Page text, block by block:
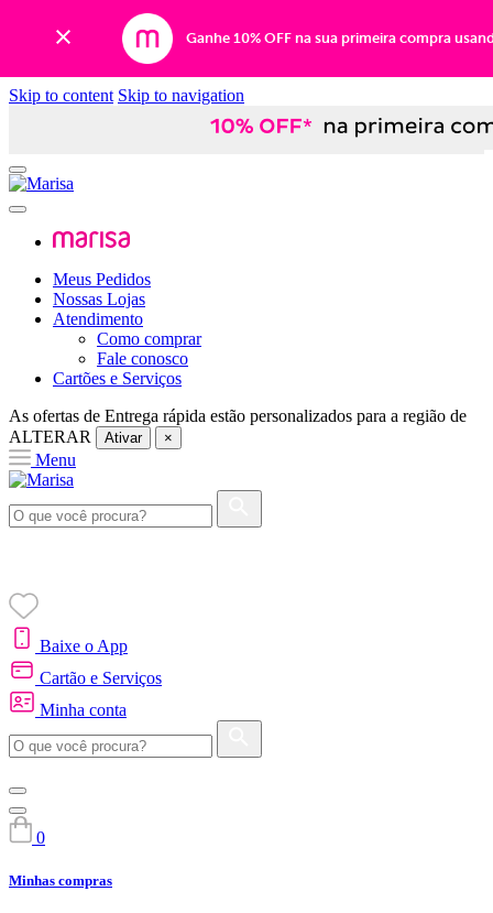
Ganhe 10% OFF na sua primeira compra
Skip to content Skip to navigation
Meus Pedidos
Nossas Lojas
Atendimento
Como comprar
Fale conosco
Cartões e Serviços
As ofertas de Entrega rápida estão personalizados para a região de
ALTERAR
Ativar ×
Menu
Baixe o App
Cartão e Serviços
Minha conta
0
Minhas compras